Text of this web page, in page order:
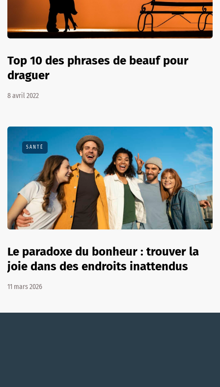
Top 10 des phrases de beauf pour
draguer
8 avril 2022
SANTÉ
Le paradoxe du bonheur : trouver la
joie dans des endroits inattendus
11 mars 2026